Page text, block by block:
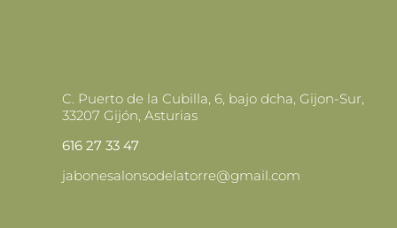
C. Puerto de la Cubilla, 6, bajo dcha, Gijon-Sur,
33207 Gijón, Asturias
616 27 33 47
jabonesalonsodelatorre@gmail.com